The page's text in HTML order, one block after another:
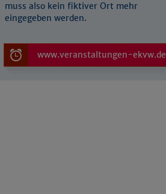
muss also kein fiktiver Ort mehr
eingegeben werden.
www.veranstaltungen-ekvw.de